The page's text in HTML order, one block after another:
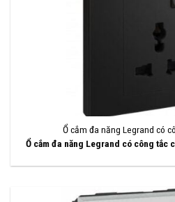
Ổ cắm đa năng Legrand có
Ổ cắm đa năng Legrand có công tắc